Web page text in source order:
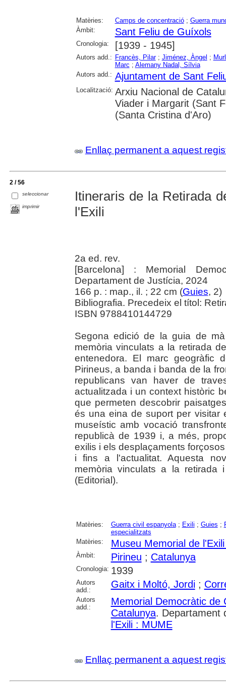
Matèries: Camps de concentració; Guerra
Àmbit:
Sant Feliu de Guíxols
Cronologia: [1939 - 1945]
Autors add.: Francès, Pilar; Jiménez, Àngel ;
Marc ; Alemany Nadal, Sílvia
Autors add.: Ajuntament de Sant
Localització: Arxiu Nacional de
Viader i Margarit (Sant
(Santa Cristina d'Aro)
Enllaç permanent a aquest
2 / 56
seleccionar
imprimir
Itineraris de la Retirada
l'Exili
2a ed. rev.
[Barcelona] : Memorial
Departament de Justícia, 2024
166 p. : map., il. ; 22 cm (Guies, 2)
Bibliografia. Precedeix el títol:
ISBN 9788410144729
Segona edició de la guia de
memòria vinculats a la retirada
entenedora. El marc geogràfic
Pirineus, a banda i banda de la
republicans van haver de
actualitzada i un context històric
que permeten descobrir
és una eina de suport per visitar
museístic amb vocació
republicà de 1939 i, a més,
exilis i els desplaçaments
i fins a l'actualitat. Aquesta
memòria vinculats a la retirada
(Editorial).
Matèries: Guerra civil espanyola; Exili ; Guies ;
especialitzats
Matèries:
Museu Memorial de
Àmbit: Pirineu ; Catalunya
Cronologia: 1939
Autors
add.:
Gaitx i Moltó, Jordi;
Autors
add.:
Memorial Democràtic de
Catalunya. Departament
l'Exili : MUME
Enllaç permanent a aquest